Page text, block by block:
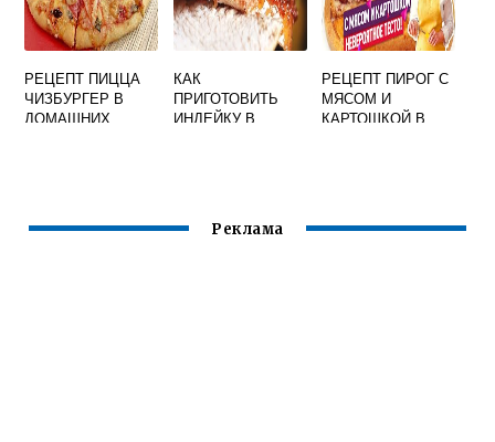
РЕЦЕПТ ПИЦЦА
ЧИЗБУРГЕР В
ДОМАШНИХ
КАК
ПРИГОТОВИТЬ
ИНДЕЙКУ В
РЕЦЕПТ ПИРОГ С
МЯСОМ И
КАРТОШКОЙ В
Реклама